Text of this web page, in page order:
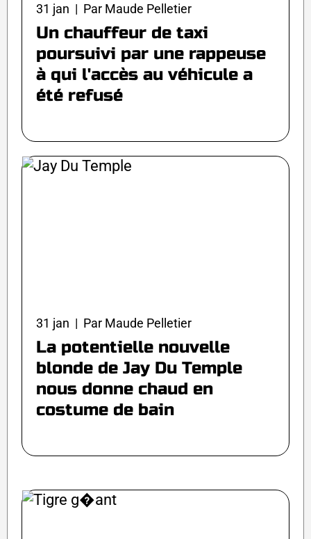
31 jan | Par Maude Pelletier
Un chauffeur de taxi
poursuivi par une rappeuse
à qui l'accès au véhicule a
été refusé
31 jan | Par Maude Pelletier
La potentielle nouvelle
blonde de Jay Du Temple
nous donne chaud en
costume de bain